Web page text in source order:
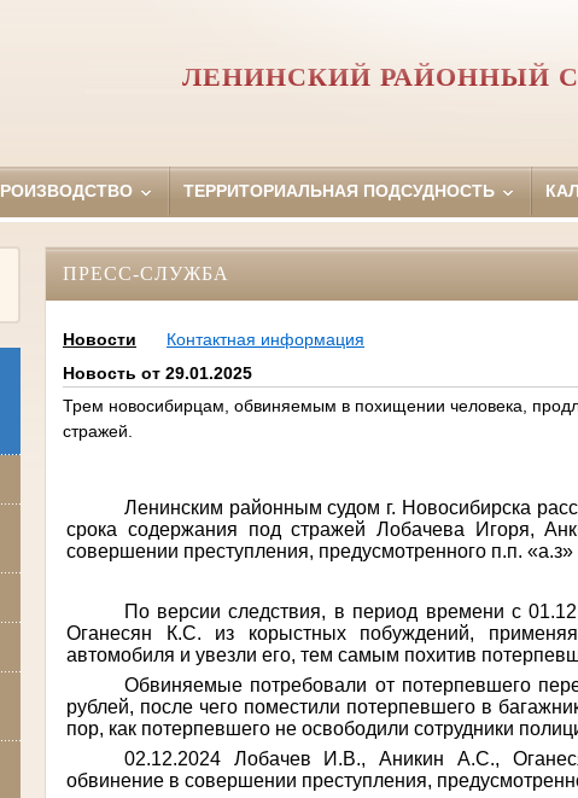
ЛЕНИНСКИЙ РАЙОННЫЙ
ТЕРРИТОРИАЛЬНАЯ ПОДСУДНОСТЬ
ПРЕСС-СЛУЖБА
Новости
Контактная информация
Новость от 29.01.2025
Трем новосибирцам, обвиняемым в похищении человека,
стражей.
Ленинским районным судом г. Новосибирска
срока содержания под стражей Лобачева Игоря,
совершении преступления, предусмотренного п.п.
По версии следствия, в период времени с
Оганесян К.С. из корыстных побуждений,
автомобиля и увезли его, тем самым похитив
Обвиняемые потребовали от потерпевшего
рублей, после чего поместили потерпевшего в
пор, как потерпевшего не освободили сотрудники
02.12.2024 Лобачев И.В., Аникин А.С.,
обвинение в совершении преступления,